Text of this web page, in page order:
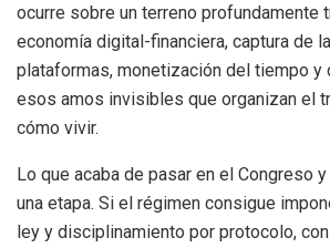
ocurre sobre un terreno profundamente
economía digital-financiera, captura de
plataformas, monetización del tiempo y
esos amos invisibles que organizan el
cómo vivir.
Lo que acaba de pasar en el Congreso
una etapa. Si el régimen consigue
ley y disciplinamiento por protocolo,